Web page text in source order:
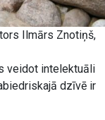
Ilmārs Znotiņš,
veidot intelektuāli
dzīvē ir